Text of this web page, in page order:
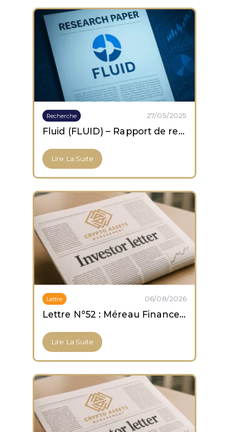
Recherche 27/05/2025
Fluid (FLUID) – Rapport de recherche
Lire La Suite
Lettre 06/08/2026
Lettre N°52 : Méreau Finance obtient son agrément PSCA
Lire La Suite